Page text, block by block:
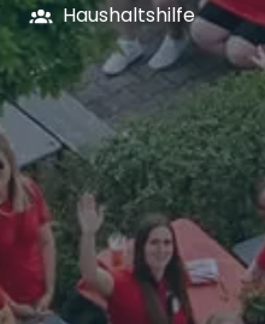
Haushaltshilfe